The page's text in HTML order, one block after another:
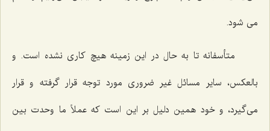
می شود.
متأسفانه تا به حال در این زمینه هیچ کاری نشده است. و
بالعکس، سایر مسائل غیر ضروری مورد توجه قرار گرفته و قرار
می‌گیرد، و خود همین دلیل بر این است که عملاً ما وحدت بین